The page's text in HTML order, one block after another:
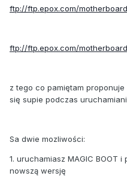
ftp://ftp.epox.com/
ftp://ftp.epox.com/
z tego co pamiętam
się supie podczas
Sa dwie mozliwości:
1. uruchamiasz MAGIC BOOT
nowszą wersję